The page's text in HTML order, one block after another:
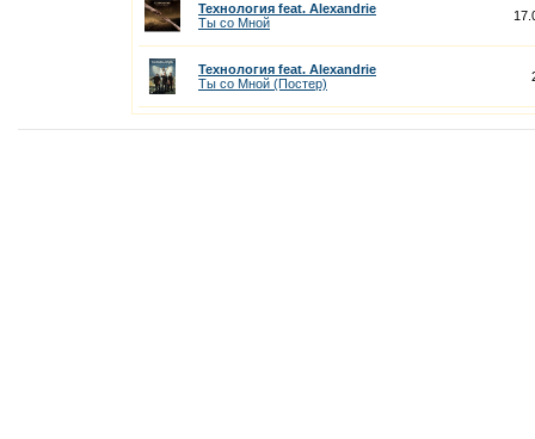
Технология feat. Alexandrie
Ты со Мной
Технология feat. Alexandrie
Ты со Мной (Постер)